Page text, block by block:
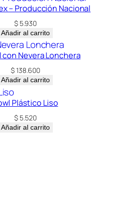
– Producción Nacional
$5.930
Añadir al carrito
con Nevera Lonchera
$138.600
Añadir al carrito
Plástico Liso
$ 5.520
Añadir al carrito